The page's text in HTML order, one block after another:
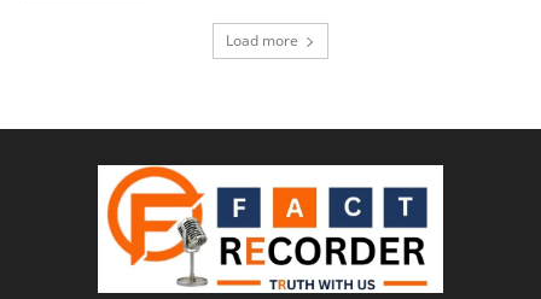
Load more